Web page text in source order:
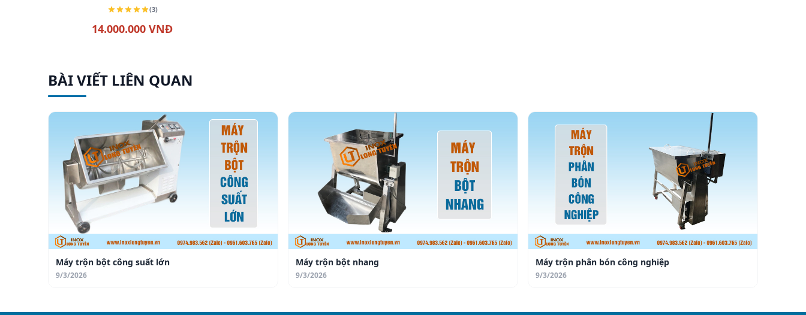
(3)
14.000.000 VNĐ
BÀI VIẾT LIÊN QUAN
Máy trộn bột công suất lớn
9/3/2026
Máy trộn bột nhang
9/3/2026
Máy trộn phân bón công nghiệp
9/3/2026